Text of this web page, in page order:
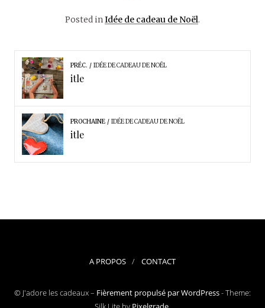
Posted in Idée de cadeau de Noël.
PRÉC. IDÉE DE CADEAU DE NOËL
itle
PROCHAINE IDÉE DE CADEAU DE NOËL
itle
A PROPOS CONTACT
© J'adore les cadeaux – Fièrement propulsé par WordPress-Theme: